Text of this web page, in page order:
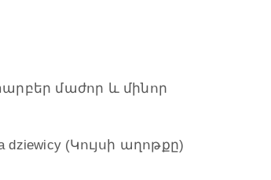
տարբեր մաժոր և մինոր
(Կույսի աղոթքը)